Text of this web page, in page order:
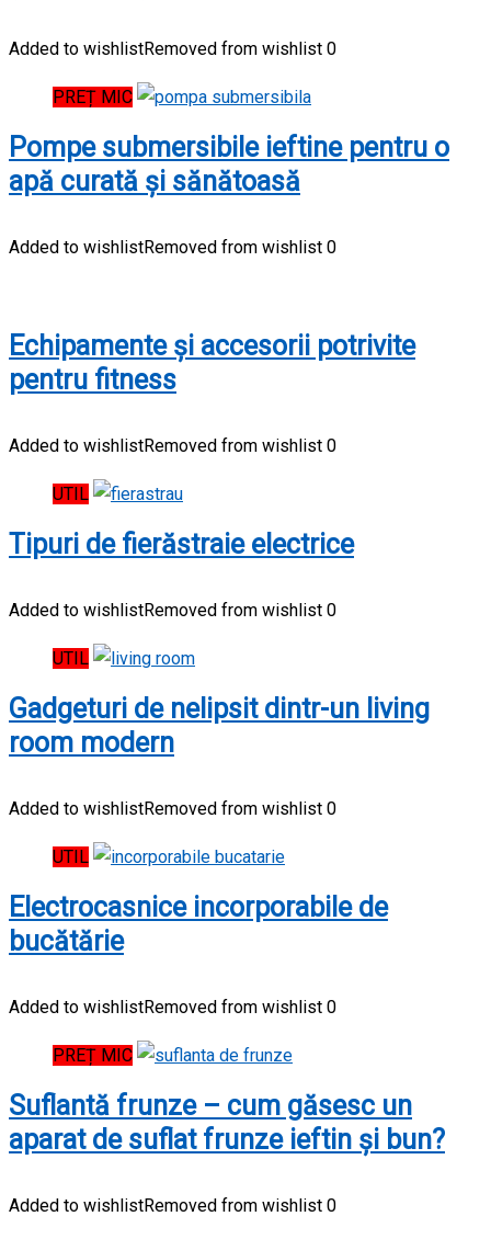
Added to wishlistRemoved from wishlist 0
PREȚ MIC
Pompe submersibile ieftine pentru o
apă curată și sănătoasă
Added to wishlistRemoved from wishlist 0
Echipamente și accesorii potrivite
pentru fitness
Added to wishlistRemoved from wishlist 0
UTIL
Tipuri de fierăstraie electrice
Added to wishlistRemoved from wishlist 0
UTIL
Gadgeturi de nelipsit dintr-un living
room modern
Added to wishlistRemoved from wishlist 0
UTIL
Electrocasnice incorporabile de
bucătărie
Added to wishlistRemoved from wishlist 0
PREȚ MIC
Suflantă frunze – cum găsesc un
aparat de suflat frunze ieftin și bun?
Added to wishlistRemoved from wishlist 0